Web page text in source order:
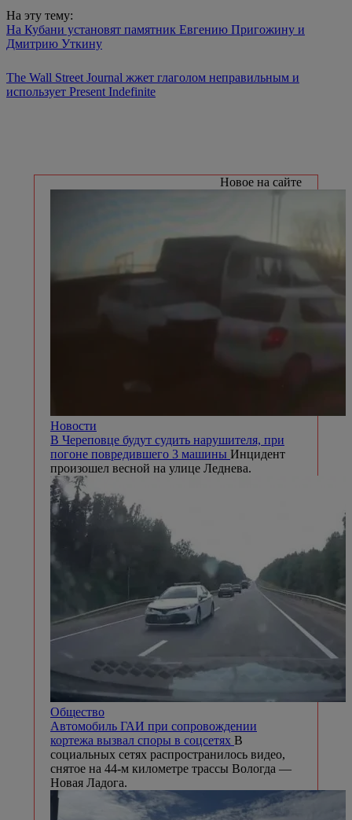
На эту тему:
На Кубани установят памятник Евгению Пригожину и
Дмитрию Уткину
The Wall Street Journal жжет глаголом неправильным и
использует Present Indefinite
Новое на сайте
Новости
В Череповце будут судить нарушителя, при
погоне повредившего 3 машины Инцидент
произошел весной на улице Леднева.
Общество
Автомобиль ГАИ при сопровождении
кортежа вызвал споры в соцсетях В
социальных сетях распространилось видео,
снятое на 44-м километре трассы Вологда —
Новая Ладога.